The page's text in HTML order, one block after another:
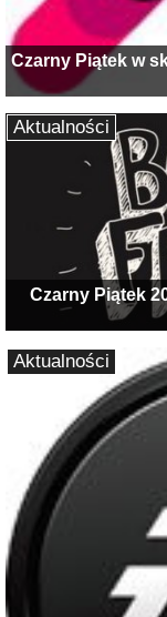
Czarny Piątek w
Czarny Piątek
Aktualności
Aktualności